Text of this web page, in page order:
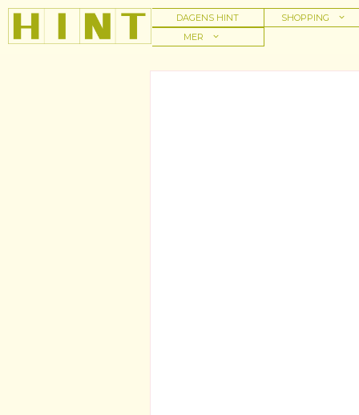
Hoppa
innehåll
DAGENS HINT
SHOPPING
MER